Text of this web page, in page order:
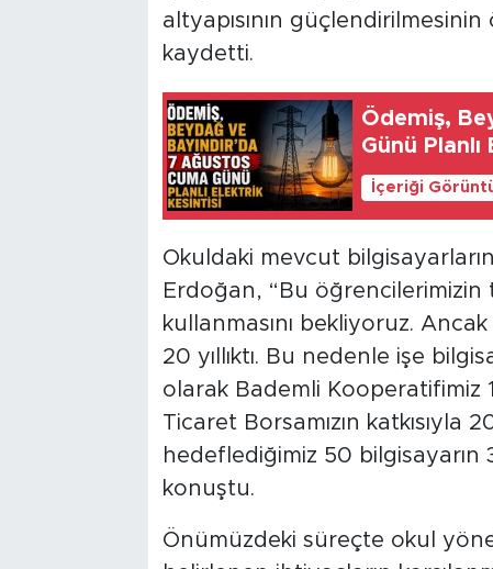
altyapısının
kaydetti.
Ödemiş,
Günü
İçeriği
Okuldaki mevcut
Erdoğan, “Bu öğrencilerimizin
kullanmasını bekliyoruz.
20 yıllıktı. Bu nedenle işe
olarak Bademli Kooperatifimiz
Ticaret Borsamızın katkısıyla
hedeflediğimiz 50 bilgisayarın
konuştu.
Önümüzdeki süreçte okul